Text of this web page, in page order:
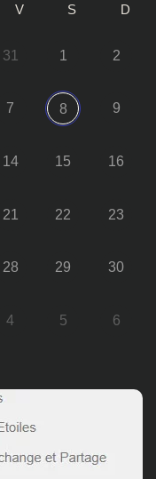
V S D
31 1 2
7 8 9
14 15 16
21 22 23
28 29 30
4 5 6